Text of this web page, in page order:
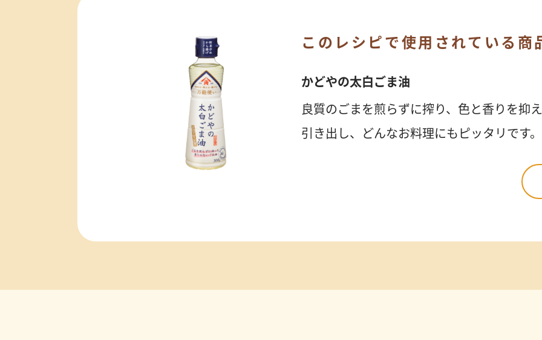
このレシピで使用されている商
かどやの太白ごま油
良質のごまを煎らずに搾り、色と香りを抑
引き出し、どんなお料理にもピッタリです。